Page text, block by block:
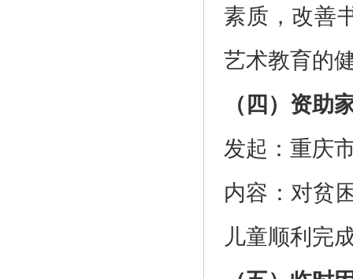
素质，改善
艺术教育的
（四）资助
发起：重庆
内容：对贫
儿童顺利完